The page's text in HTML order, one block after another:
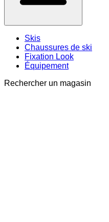
Skis
Chaussures de ski
Fixation Look
Équipement
Rechercher un magasin